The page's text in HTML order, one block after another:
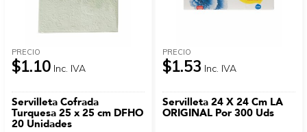
PRECIO
$1.10 Inc. IVA
Servilleta Cofrada
Turquesa 25 x 25 cm DFHO
20 Unidades
PRECIO
$1.53 Inc. IVA
Servilleta 24 X 24 Cm LA
ORIGINAL Por 300 Uds